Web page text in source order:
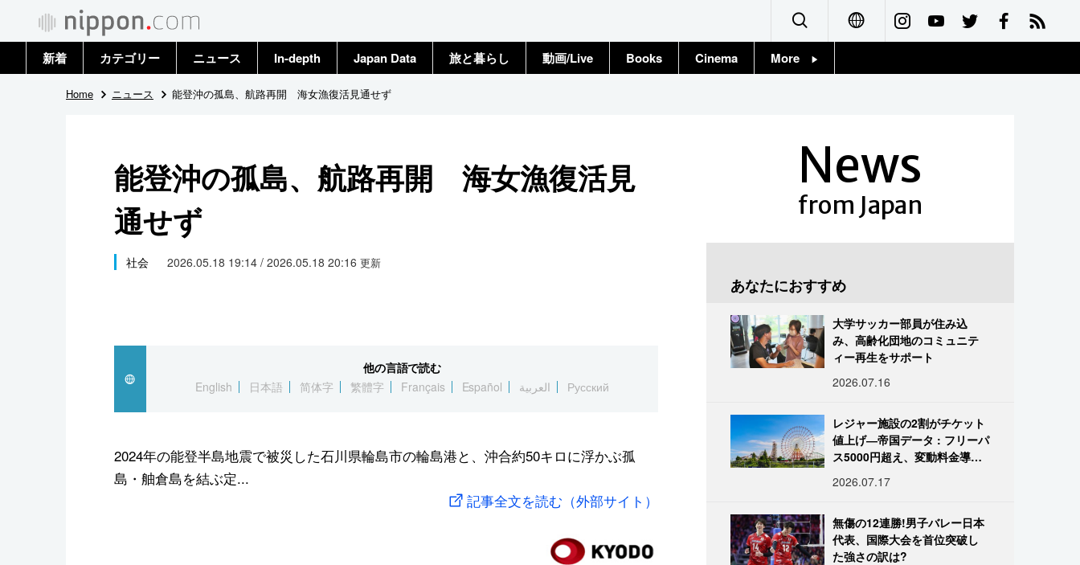
Français
新着 カテゴリー
政治・外交
国際
社会
文化
スポーツ・東京2020
ニュース
トップ
In-depth Japan Data 旅と暮らし 動画/Live Books Cinema More
Home ニュース 能登沖の孤島、航路再開 海女漁復活見通せず
能登沖の孤島、航路再開 海女漁復活見
通せず
社会 2026.05.18 19:14 / 2026.05.18 20:16 更新
他の言語で読む
English
日本語 简体字 繁體字 Français Español العربية Русский
2024年の能登半島地震で被災した石川県輪島市の輪島港と、沖合約50キロに浮かぶ孤
島・舳倉島を結ぶ定...
記事全文を読む（外部サイト）
News
from Japan
あなたにおすすめ
大学サッカー部員が住み込
み、高齢化団地のコミュニテ
ィー再生をサポート
2026.07.16
レジャー施設の2割がチケット
値上げ―帝国データ : フリーパ
ス5000円超え、変動料金導入
2026.07.17
無傷の12連勝!男子バレー日本
代表、国際大会を首位突破し
た強さの訳は?